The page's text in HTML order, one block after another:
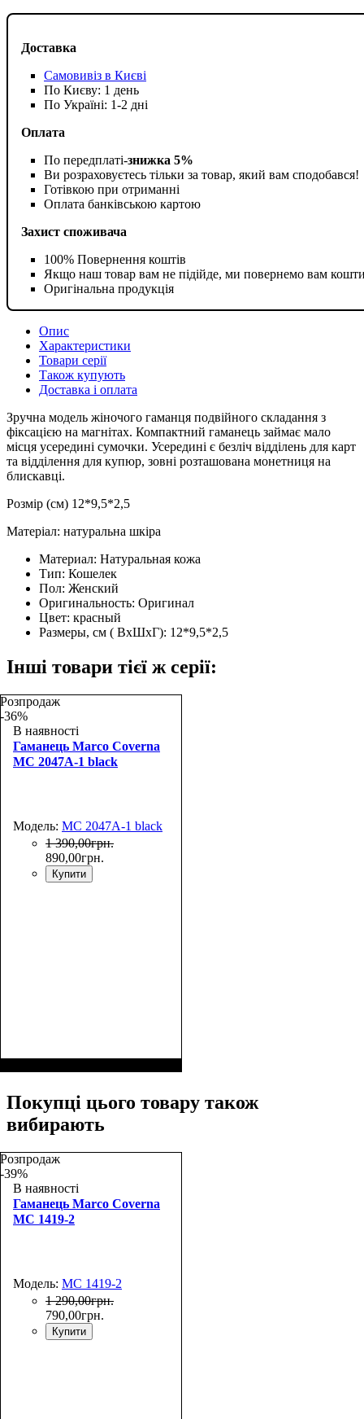
Доставка
Самовивіз в Києві
По Києву: 1 день
По Україні: 1-2 дні
Оплата
По передплаті-знижка 5%
Ви розраховуєтесь тільки за товар, який вам сподобався!
Готівкою при отриманні
Оплата банківською картою
Захист споживача
100% Повернення коштів
Якщо наш товар вам не підійде, ми повернемо вам
Оригінальна продукція
Опис
Характеристики
Товари серії
Також купують
Доставка і оплата
Зручна модель жіночого гаманця подвійного складання з
фіксацією на магнітах. Компактний гаманець займає мало
місця усередині сумочки. Усередині є безліч відділень для карт
та відділення для купюр, зовні розташована монетниця на
блискавці.
Розмір (см) 12*9,5*2,5
Матеріал: натуральна шкіра
Материал: Натуральная кожа
Тип: Кошелек
Пол: Женский
Оригинальность: Оригинал
Цвет: красный
Размеры, см ( ВхШхГ): 12*9,5*2,5
Інші товари тієї ж серії:
Розпродаж
-36%
В наявності
Гаманець Marco Coverna
MC 2047A-1 black
Модель: MC 2047A-1 black
1 390,00грн.
890,00грн.
Купити
Покупці цього товару також
вибирають
Розпродаж
-39%
В наявності
Гаманець Marco Coverna
MC 1419-2
Модель: MC 1419-2
1 290,00грн.
790,00грн.
Купити